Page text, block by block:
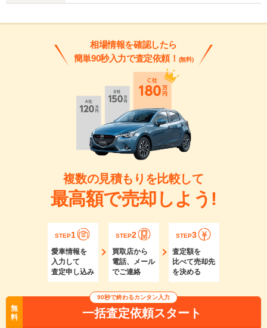
相場情報を確認したら
簡単90秒入力で査定依頼！ (無料)
複数の見積もりを比較して
最高額で売却しよう!
STEP1
愛車情報を
入力して
査定申し込み
STEP2
買取店から
電話、メール
でご連絡
STEP3
査定額を
比べて売却先
を決める
無
料
90秒で終わるカンタン入力
一括査定依頼スタート